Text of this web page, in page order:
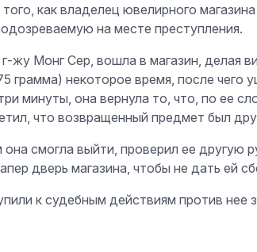
как владелец ювелирного
на месте преступления.
жу Монг Сер, вошла в магазин, делая
некоторое время, после чего
минуты, она вернула то, что, по ее
что возвращенный предмет был
смогла выйти, проверил ее другую
дверь магазина, чтобы не дать ей
к судебным действиям против нее